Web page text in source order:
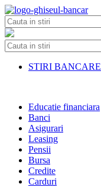
Skip
to
content
STIRI BANCARE
Educatie financiara
Banci
Asigurari
Leasing
Pensii
Bursa
Credite
Carduri